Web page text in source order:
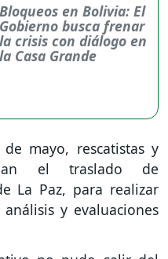
Bloqueos en Bolivia: El
Gobierno busca frenar
la crisis con diálogo en
la Casa Grande
mayo, rescatistas y
el traslado de
La Paz, para realizar
y evaluaciones